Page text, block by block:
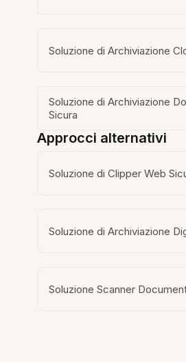
Soluzione di Archiviazione
Soluzione di Archiviazione
Sicura
Approcci alternativi
Soluzione di Clipper Web
Soluzione di Archiviazione
Soluzione Scanner